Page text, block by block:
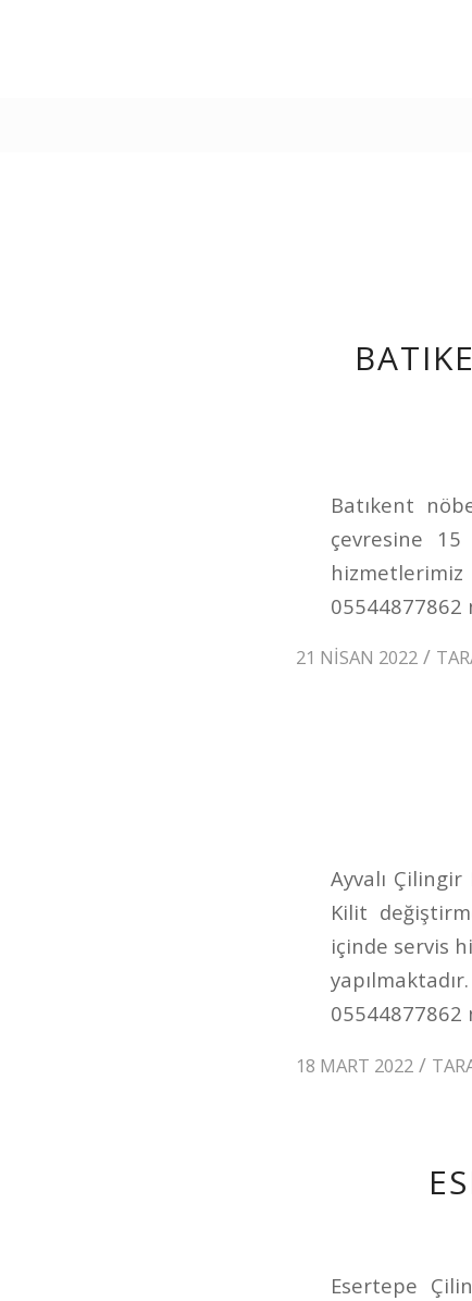
Batıkent
çevresine
21 NISAN 2022 /
Ayvalı
Kilit
içinde servis
18 MART 2022 /
Esertepe